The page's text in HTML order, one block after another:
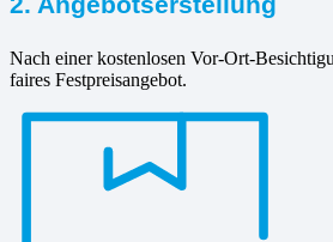
Nach einer kostenlosen Vor-Ort-
faires Festpreisangebot.